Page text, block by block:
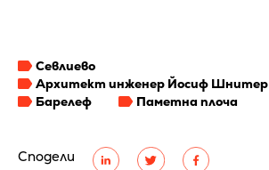
Сподели
Севлиево
Архитект инженер Йосиф Шнитер
Барелеф
Паметна плоча